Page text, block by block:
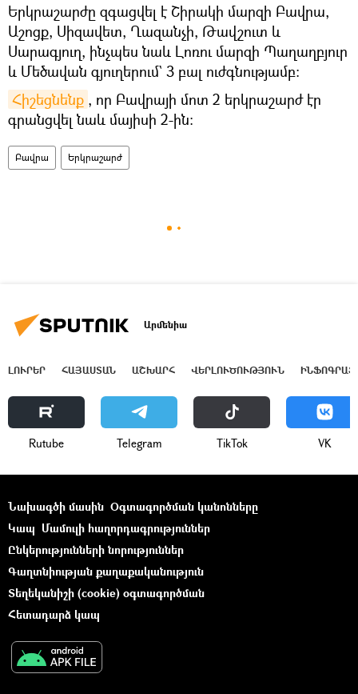
Երկրաշարժը զգացվել է Շիրակի մարզի Բավրա,
Աշոցք, Սիզավետ, Ղազանչի, Թավշուտ և
Սարագյուղ, ինչպես նաև Լոռու մարզի Պաղաղբյուր
և Մեծավան գյուղերում` 3 բալ ուժգնությամբ:
Հիշեցնենք , որ Բավրայի մոտ 2 երկրաշարժ էր
գրանցվել նաև մայիսի 2-ին։
Բավրա Երկրաշարժ
Արմենիա
ԼՈՒՐԵՐ ՀԱՅԱՍՏԱՆ ԱՇԽԱՐՀ ՎԵՐԼՈՒԾՈՒԹՅՈՒՆ
Rutube Telegram ТikТоk VK
Նախագծի մասին Օգտագործման կանոնները
Կապ Մամուլի հաղորդագրություններ
Ընկերությունների նորություններ
Գաղտնիության քաղաքականություն
Տեղեկանիշի (cookie) օգտագործման
Հետադարձ կապ